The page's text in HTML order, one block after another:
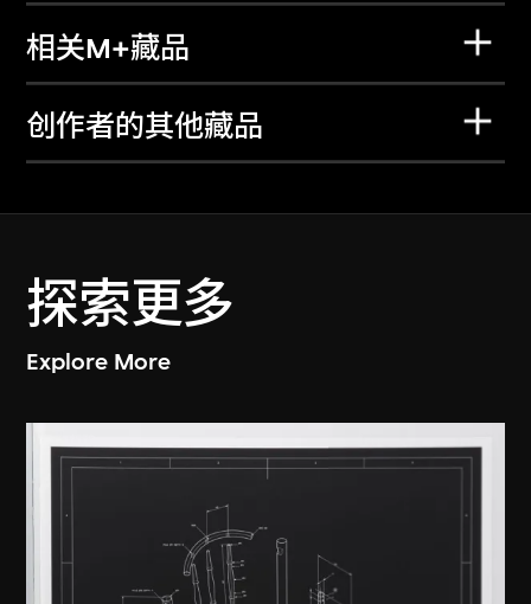
相关M+藏品
创作者的其他藏品
探索更多
Explore More